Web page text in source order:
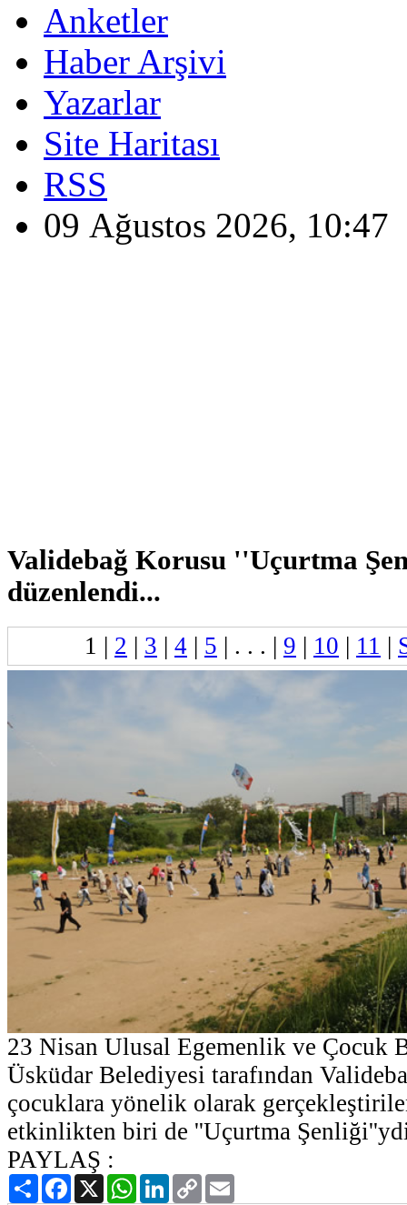
Anketler
Haber Arşivi
Yazarlar
Site Haritası
RSS
09 Ağustos 2026, 10:47
Validebağ Korusu ''Uçurtma
düzenlendi...
1 | 2 | 3 | 4 | 5 | . . . | 9 | 10 | 11 |
23 Nisan Ulusal Egemenlik ve Çocuk
Üsküdar Belediyesi tarafından
çocuklara yönelik olarak
etkinlikten biri de ''Uçurtma
PAYLAŞ :
PaylaşFacebook
X WhatsAppLinkedIn
Copy
Link